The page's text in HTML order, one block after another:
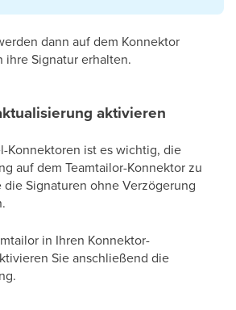
dann auf dem Konnektor
Signatur erhalten.
aktivieren
Konnektoren ist es wichtig, die
auf dem Teamtailor-Konnektor zu
Signaturen ohne Verzögerung
in Ihren Konnektor-
Sie anschließend die